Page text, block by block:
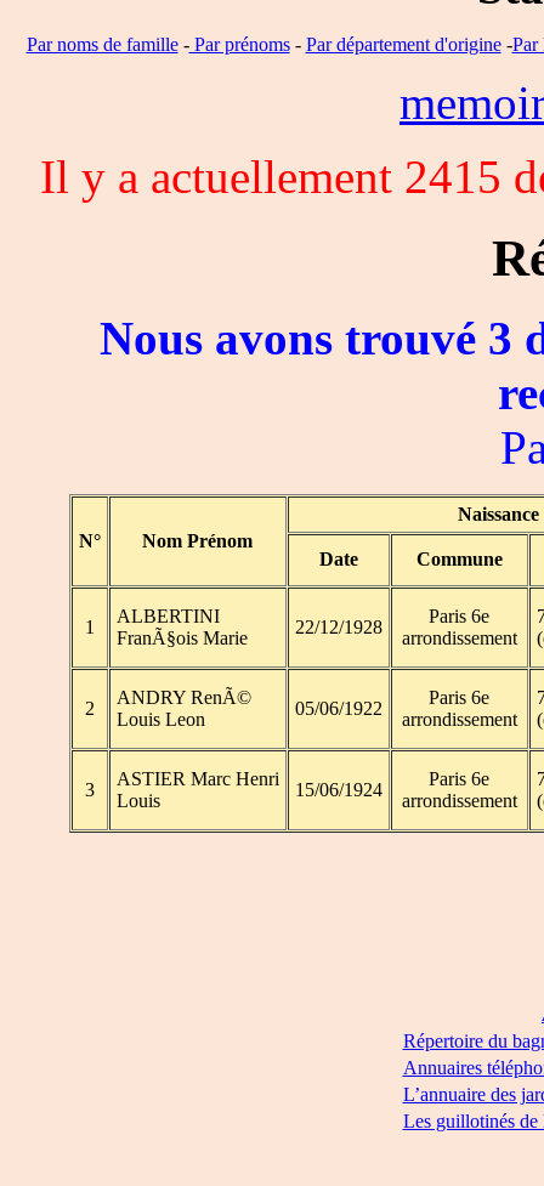
Par noms de famille-Par prénoms- Par département d'origine-Par
Il y a actuellement 2415
Nous avons trouvé 3
N° Nom Prénom
Naissance
Date Commune
1
ALBERTINI
FranÃ§ois Marie
22/12/1928
Paris 6e
arrondissement
2
ANDRY RenÃ©
Louis Leon
05/06/1922
Paris 6e
arrondissement
3
ASTIER Marc Henri
Louis
15/06/1924
Paris 6e
arrondissement
Répertoire du
Annuaires
L’annuaire des
Les guillotinés de